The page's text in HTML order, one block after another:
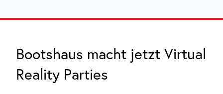
Bootshaus macht jetzt Virtual
Reality Parties